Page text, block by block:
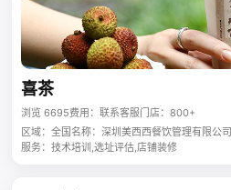
喜茶
浏览 6695费用：联系客服门店：800+
区域：全国 名称：深圳美西西餐饮管理有限公司
服务：技术培训,选址评估,店铺装修